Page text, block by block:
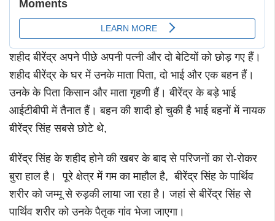
शहीद बीरेंद्र अपने पीछे अपनी पत्नी और दो बेटियों को छोड़ गए हैं।
शहीद बीरेंद्र के घर में उनके माता पिता, दो भाई और एक बहन हैं।
उनके के पिता किसान और माता गृहणी हैं। बीरेंद्र के बड़े भाई
आईटीबीपी में तैनात हैं। बहन की शादी हो चुकी है भाई बहनों में नायक
बीरेंद्र सिंह सबसे छोटे थे,
बीरेंद्र सिंह के शहीद होने की खबर के बाद से परिजनों का रो-रोकर
बुरा हाल है। पूरे क्षेत्र में गम का माहौल है, बीरेंद्र सिंह के पार्थिव
शरीर को जम्मू से रुड़की लाया जा रहा है। जहां से बीरेंद्र सिंह से
पार्थिव शरीर को उनके पैतृक गांव भेजा जाएगा।